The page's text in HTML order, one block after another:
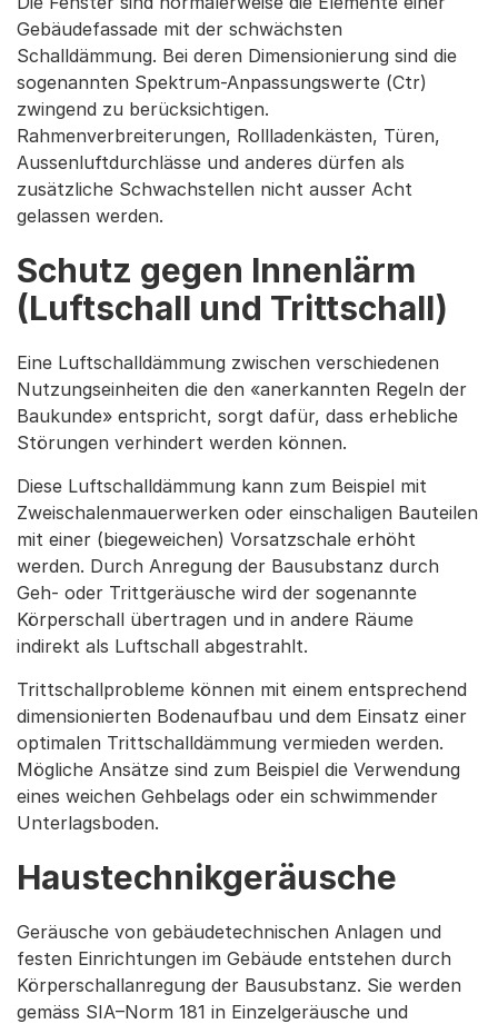
Gebäudefassade mit der schwächsten
Schalldämmung. Bei deren Dimensionierung sind die
sogenannten Spektrum-Anpassungswerte (Ctr)
zwingend zu berücksichtigen.
Rahmenverbreiterungen, Rollladenkästen, Türen,
Aussenluftdurchlässe und anderes dürfen als
zusätzliche Schwachstellen nicht ausser Acht
gelassen werden.
Schutz gegen Innenlärm
(Luftschall und Trittschall)
Eine Luftschalldämmung zwischen verschiedenen
Nutzungseinheiten die den «anerkannten Regeln der
Baukunde» entspricht, sorgt dafür, dass erhebliche
Störungen verhindert werden können.
Diese Luftschalldämmung kann zum Beispiel mit
Zweischalenmauerwerken oder einschaligen Bauteilen
mit einer (biegeweichen) Vorsatzschale erhöht
werden. Durch Anregung der Bausubstanz durch
Geh- oder Trittgeräusche wird der sogenannte
Körperschall übertragen und in andere Räume
indirekt als Luftschall abgestrahlt.
Trittschallprobleme können mit einem entsprechend
dimensionierten Bodenaufbau und dem Einsatz einer
optimalen Trittschalldämmung vermieden werden.
Mögliche Ansätze sind zum Beispiel die Verwendung
eines weichen Gehbelags oder ein schwimmender
Unterlagsboden.
Haustechnikgeräusche
Geräusche von gebäudetechnischen Anlagen und
festen Einrichtungen im Gebäude entstehen durch
Körperschallanregung der Bausubstanz. Sie werden
gemäss SIA–Norm 181 in Einzelgeräusche und